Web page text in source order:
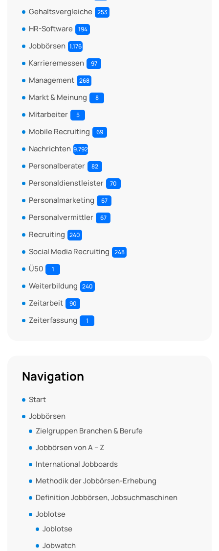
Gehaltsvergleiche 253
HR-Software 194
Jobbörsen 1.176
Karrieremessen 97
Management 268
Markt & Meinung 8
Mitarbeiter 5
Mobile Recruiting 69
Nachrichten 9.792
Personalberater 82
Personaldienstleister 70
Personalmarketing 67
Personalvermittler 67
Recruiting 240
Social Media Recruiting 248
Ü50 1
Weiterbildung 240
Zeitarbeit 90
Zeiterfassung 1
Navigation
Start
Jobbörsen
Zielgruppen Branchen & Berufe
Jobbörsen von A – Z
International Jobboards
Methodik der Jobbörsen-Erhebung
Definition Jobbörsen, Jobsuchmaschinen
Joblotse
Joblotse
Jobwatch